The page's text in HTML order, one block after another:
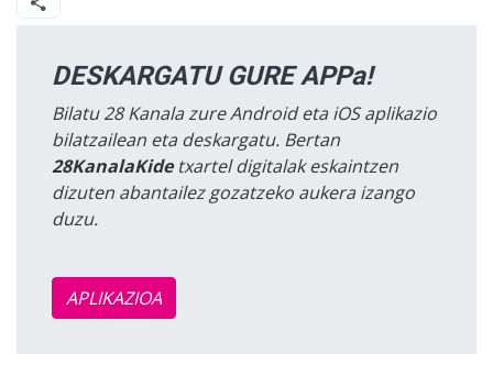
DESKARGATU GURE APPa!
Bilatu 28 Kanala zure Android eta iOS aplikazio
bilatzailean eta deskargatu. Bertan
28KanalaKidetxartel digitalak eskaintzen
dizuten abantailez gozatzeko aukera izango
duzu.
APLIKAZIOA